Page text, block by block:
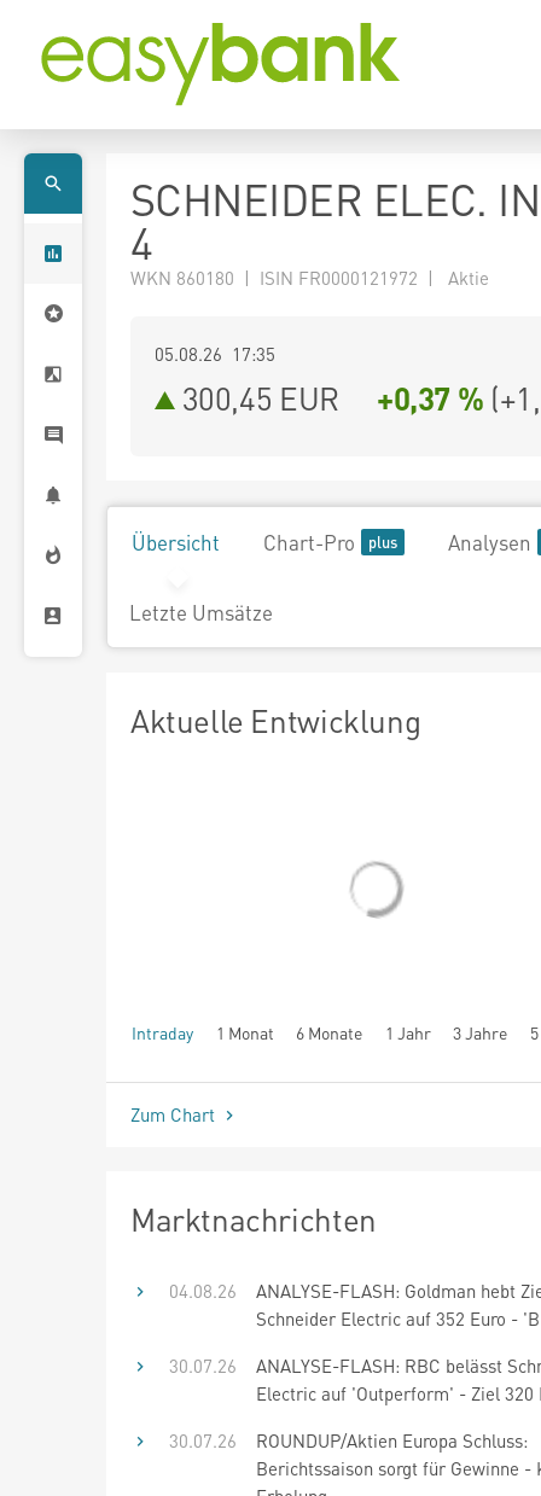
SCHNEIDER ELEC.
4
WKN 860180 | ISIN FR0000121972 | Aktie
05.08.26 17:35
300,45 EUR +0,37 % (
Übersicht Chart-Pro Analysen
Letzte Umsätze
Aktuelle Entwicklung
Intraday 1 Monat 6 Monate 1 Jahr 3 Jahre
seit Beginn
Zum Chart
Marktnachrichten
04.08.26
ANALYSE-FLASH: Goldman hebt
Schneider Electric auf 352 Euro -
30.07.26
ANALYSE-FLASH: RBC belässt
Electric auf 'Outperform' - Ziel 320
30.07.26
ROUNDUP/Aktien Europa Schluss:
Berichtssaison sorgt für Gewinne -